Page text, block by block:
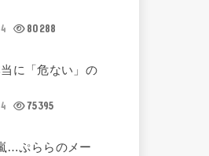
80288
に「危ない」の
75395
…ぷららのメー